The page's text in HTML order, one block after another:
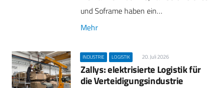
und Soframe haben ein…
Mehr
INDUSTRIE LOGISTIK 20. Juli 2026
Zallys: elektrisierte Logistik für
die Verteidigungsindustrie